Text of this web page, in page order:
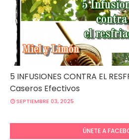
5 INFUSIONES CONTRA EL
Caseros Efectivos
SEPTIEMBRE 03, 2025
ÚNETE A